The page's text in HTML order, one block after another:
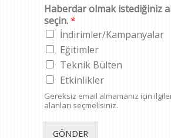
Haberdar olmak istediğiniz
seçin.*
İndirimler/Kampanyalar
Eğitimler
Teknik Bülten
Etkinlikler
Gereksiz email almamanız için
alanları seçmelisiniz.
GÖNDER